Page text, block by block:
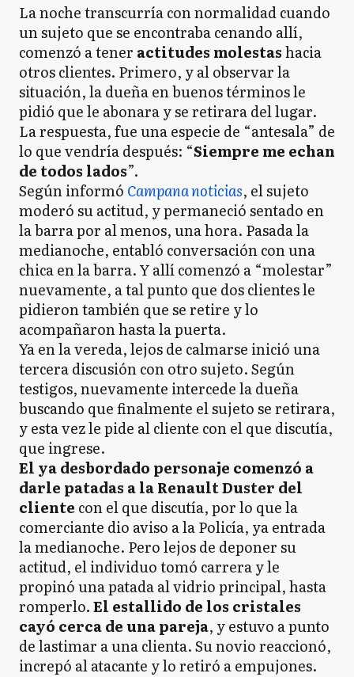
La noche transcurría con normalidad cuando
un sujeto que se encontraba cenando allí,
comenzó a tener actitudes molestashacia
otros clientes. Primero, y al observar la
situación, la dueña en buenos términos le
pidió que le abonara y se retirara del lugar.
La respuesta, fue una especie de “antesala” de
lo que vendría después: “Siempre me echan
de todos lados”.
Según informó Campana noticias, el sujeto
moderó su actitud, y permaneció sentado en
la barra por al menos, una hora. Pasada la
medianoche, entabló conversación con una
chica en la barra. Y allí comenzó a “molestar”
nuevamente, a tal punto que dos clientes le
pidieron también que se retire y lo
acompañaron hasta la puerta.
Ya en la vereda, lejos de calmarse inició una
tercera discusión con otro sujeto. Según
testigos, nuevamente intercede la dueña
buscando que finalmente el sujeto se retirara,
y esta vez le pide al cliente con el que discutía,
que ingrese.
El ya desbordado personaje comenzó a
darle patadas a la Renault Duster del
cliente con el que discutía, por lo que la
comerciante dio aviso a la Policía, ya entrada
la medianoche. Pero lejos de deponer su
actitud, el individuo tomó carrera y le
propinó una patada al vidrio principal, hasta
romperlo. El estallido de los cristales
cayó cerca de una pareja, y estuvo a punto
de lastimar a una clienta. Su novio reaccionó,
increpó al atacante y lo retiró a empujones.